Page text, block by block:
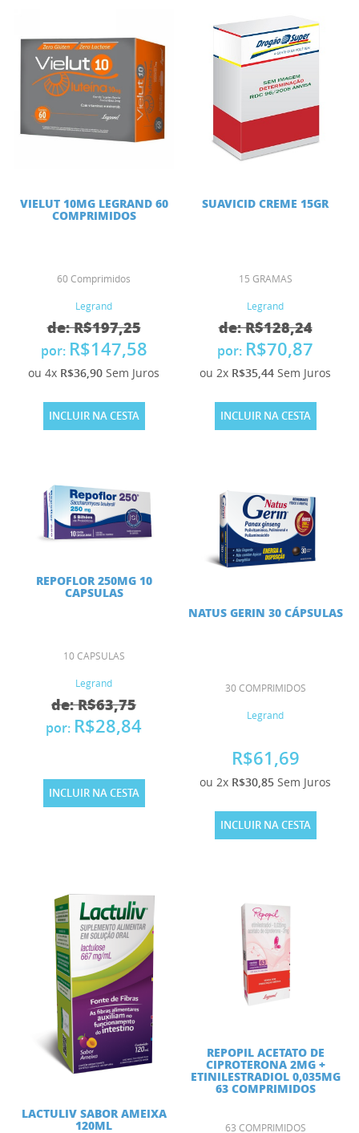
VIELUT 10MG LEGRAND 60
COMPRIMIDOS
60 Comprimidos
Legrand
de: R$197,25
por: R$147,58
ou 4x R$36,90 Sem Juros
INCLUIR NA CESTA
SUAVICID CREME 15GR
15 GRAMAS
Legrand
de: R$128,24
por: R$70,87
ou 2x R$35,44 Sem Juros
INCLUIR NA CESTA
REPOFLOR 250MG 10
CAPSULAS
10 CAPSULAS
Legrand
de: R$63,75
por: R$28,84
INCLUIR NA CESTA
NATUS GERIN 30 CÁPSULAS
30 COMPRIMIDOS
Legrand
R$61,69
ou 2x R$30,85 Sem Juros
INCLUIR NA CESTA
LACTULIV SABOR AMEIXA
120ML
REPOPIL ACETATO DE
CIPROTERONA 2MG +
ETINILESTRADIOL 0,035MG
63 COMPRIMIDOS
63 COMPRIMIDOS